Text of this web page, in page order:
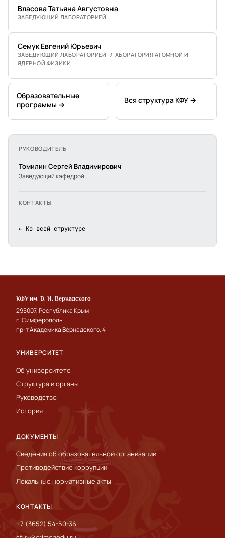
Власова Татьяна Августовна
ЗАВЕДУЮЩИЙ ЛАБОРАТОРИЕЙ
Семук Евгений Юрьевич
ЗАВЕДУЮЩИЙ ЛАБОРАТОРИЕЙ · ЛАБОРАТОРИЯ АТОМНОЙ И
ЯДЕРНОЙ ФИЗИКИ
Образовательные
программы →
Вся структура КФУ →
РУКОВОДИТЕЛЬ
Томилин Сергей Владимирович
Заведующий кафедрой
КОНТАКТЫ
← Ко всей структуре
КФУ им. В. И. Вернадского
295007, Республика Крым
г. Симферополь
пр-т Академика Вернадского, 4
УНИВЕРСИТЕТ
Об университете
Структура и органы
Руководство
История
ДОКУМЕНТЫ
Сведения об образовательной организации
Противодействие коррупции
Локальные нормативные акты
КОНТАКТЫ
+7 (3652) 54-50-36